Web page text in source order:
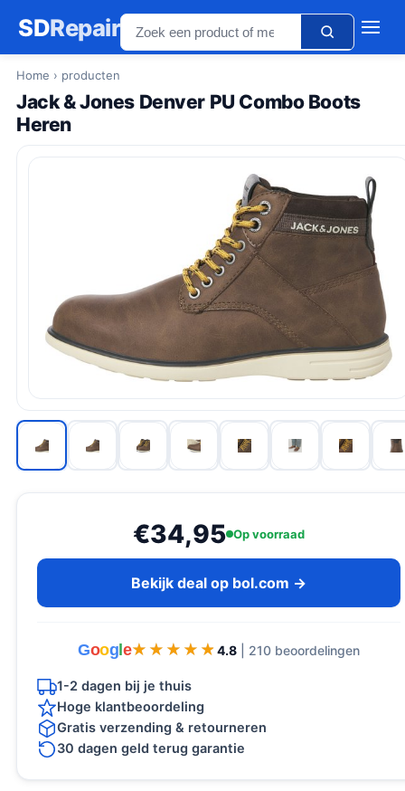
SDRepair
Home › producten
Jack & Jones Denver PU Combo Boots
Heren
€34,95 Op voorraad
Bekijk deal op bol.com →
Goog e★★★★★
★★★★★ 4.8 | 210 beoordelingen
1-2 dagen bij je thuis
Hoge klantbeoordeling
Gratis verzending & retourneren
30 dagen geld terug garantie